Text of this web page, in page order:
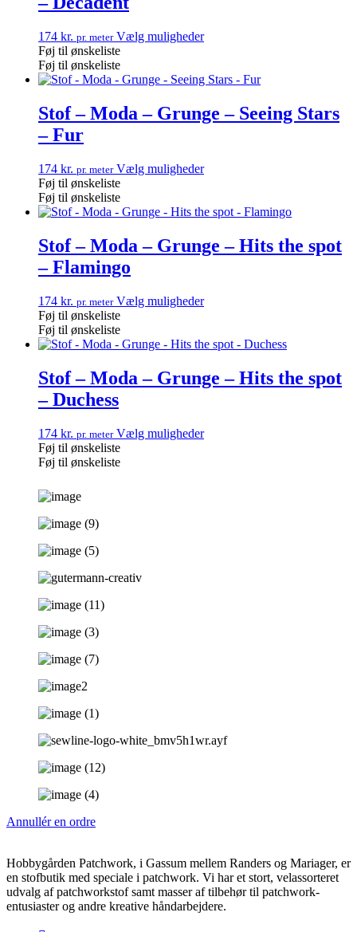
174 kr. pr. meter Vælg muligheder
Føj til ønskeliste
Føj til ønskeliste
Stof – Moda – Grunge – Seeing Stars
– Fur
174 kr. pr. meter Vælg muligheder
Føj til ønskeliste
Føj til ønskeliste
Stof – Moda – Grunge – Hits the spot
– Flamingo
174 kr. pr. meter Vælg muligheder
Føj til ønskeliste
Føj til ønskeliste
Stof – Moda – Grunge – Hits the spot
– Duchess
174 kr. pr. meter Vælg muligheder
Føj til ønskeliste
Føj til ønskeliste
Annullér en ordre
Hobbygården Patchwork, i Gassum mellem Randers og Mariager, er
en stofbutik med speciale i patchwork. Vi har et stort, velassorteret
udvalg af patchworkstof samt masser af tilbehør til patchwork-
entusiaster og andre kreative håndarbejdere.